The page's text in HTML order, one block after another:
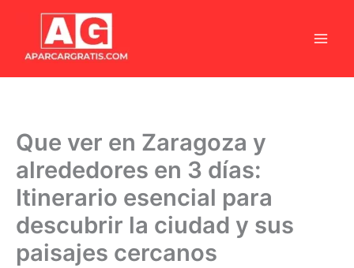
contenido
Que ver en Zaragoza y
alrededores en 3 días:
Itinerario esencial para
descubrir la ciudad y sus
paisajes cercanos